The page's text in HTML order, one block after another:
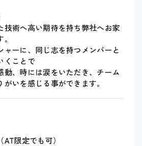
技術へ高い期待を持ち弊社へお家
ャーに、同じ志を持つメンバーと
くことで
動、時には涙をいただき、チーム
いを感じる事ができます。
AT限定でも可）